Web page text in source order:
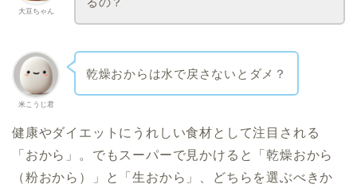
大豆ちゃん
米こうじ君
乾燥おからは水で戻さないとダメ？
健康やダイエットにうれしい食材として注目される
「おから」。でもスーパーで見かけると「乾燥おから
（粉おから）」と「生おから」、どちらを選ぶべきか